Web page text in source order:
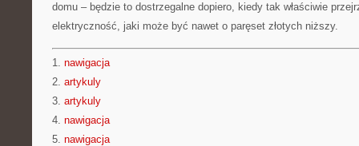
domu – będzie to dostrzegalne dopiero, kiedy tak właściwie
elektryczność, jaki może być nawet o paręset złotych niższy.
1. nawigacja
2. artykuly
3. artykuly
4. nawigacja
5. nawigacja